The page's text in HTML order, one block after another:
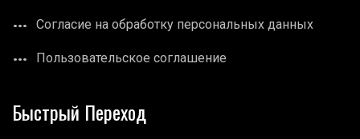
Согласие на обработку персональных данных
Пользовательское соглашение
Быстрый Переход